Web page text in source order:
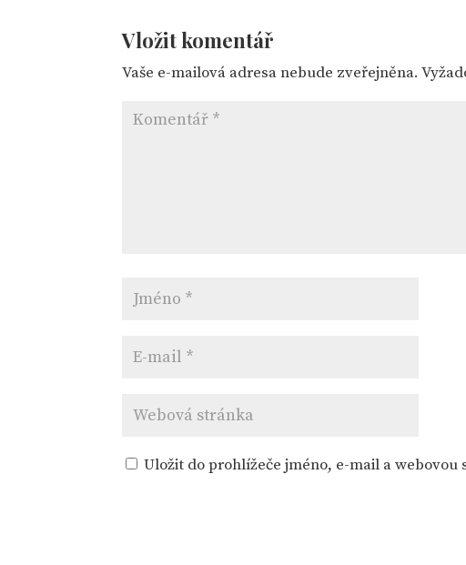
Vložit komentář
Vaše e-mailová adresa nebude zveřejněna.
Uložit do prohlížeče jméno, e-mail a